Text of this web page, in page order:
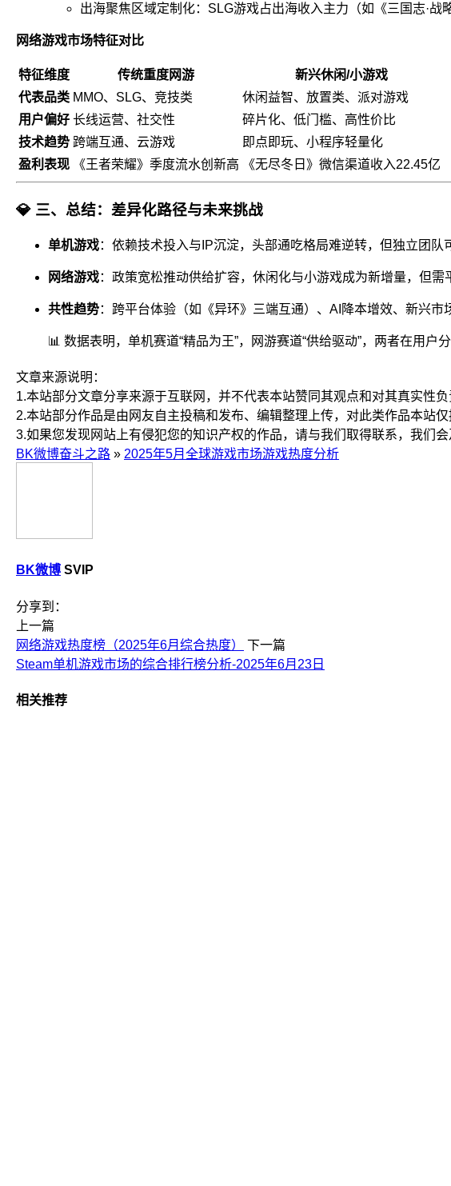
出海聚焦区域定制化：SLG游戏占出海收入主力（如《三国志·
网络游戏市场特征对比
特征维度 传统重度网游
新兴休闲/小游戏
代表品类 MMO、SLG、竞技类
休闲益智、放置类、派对游戏
用户偏好 长线运营、社交性
碎片化、低门槛、高性价比
技术趋势 跨端互通、云游戏
即点即玩、小程序轻量化
盈利表现
《王者荣耀》季度流水创新高 《无尽冬日》微信渠道收入22.45亿
💎 三、总结：差异化路径与未来挑战
单机游戏：依赖技术投入与IP沉淀，头部通吃格局难逆转，但独立团
网络游戏：政策宽松推动供给扩容，休闲化与小游戏成为新增量，但
共性趋势：跨平台体验（如《异环》三端互通）、AI降本增效、新兴
📊 数据表明，单机赛道“精品为王”，网游赛道“供给驱动”，两者在用户
文章来源说明：
1.本站部分文章分享来源于互联网，并不代表本站赞同其观点和对其真实性负
2.本站部分作品是由网友自主投稿和发布、编辑整理上传，对此类作品本站仅
3.如果您发现网站上有侵犯您的知识产权的作品，请与我们取得联系，我们会
BK微博奋斗之路 » 2025年5月全球游戏市场游戏热度分析
BK微博 SVIP
分享到：
上一篇
网络游戏热度榜（2025年6月综合热度）
下一篇
Steam单机游戏市场的综合排行榜分析-2025年6月23日
相关推荐